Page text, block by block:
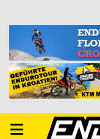
PRIMARY